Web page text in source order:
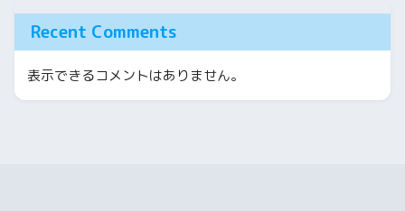
Recent Comments
表示できるコメントはありません。